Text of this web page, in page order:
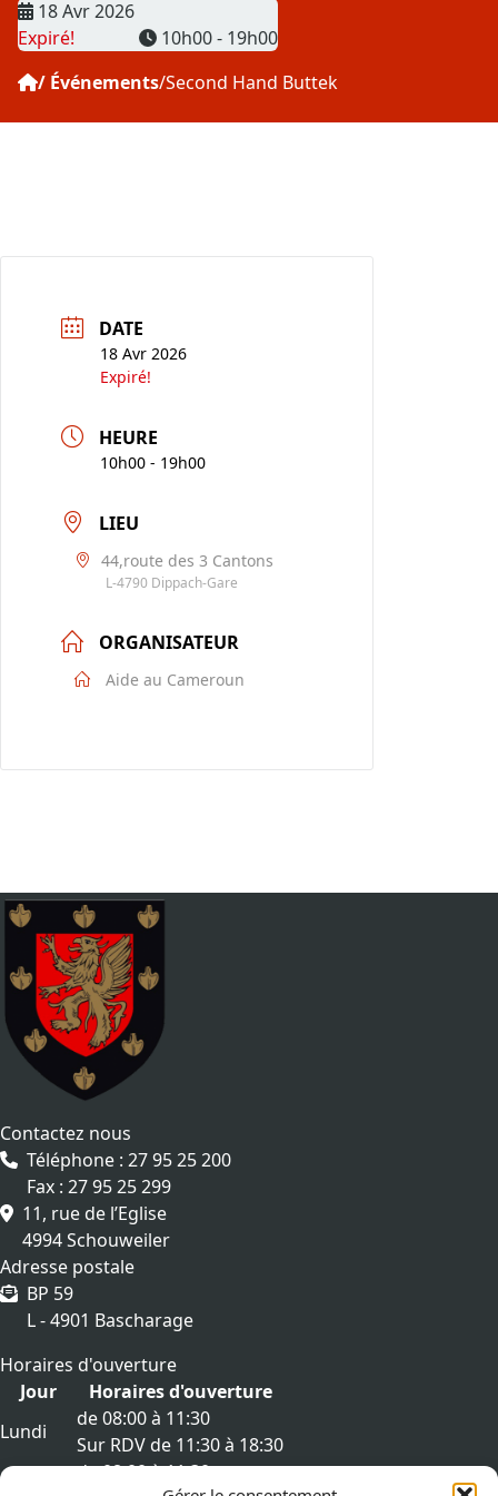
Date
18 Avr 2026
Expiré!
Heure
10h00 - 19h00
Événements Second Hand Buttek
DATE
18 Avr 2026
Expiré!
HEURE
10h00 - 19h00
LIEU
44,route des 3 Cantons
L-4790 Dippach-Gare
ORGANISATEUR
Aide au Cameroun
Contactez nous
Téléphone : 27 95 25 200
Fax : 27 95 25 299
11, rue de l’Eglise
4994 Schouweiler
Adresse postale
BP 59
L - 4901 Bascharage
Horaires d'ouverture
Jour
Horaires d'ouverture
Lundi
de 08:00 à 11:30
Sur RDV de 11:30 à 18:30
Mardi
de 08:00 à 11:30